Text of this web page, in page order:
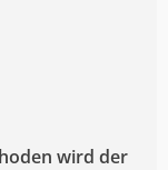
wird der